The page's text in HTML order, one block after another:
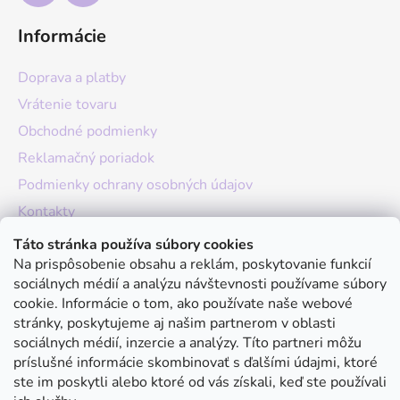
Táto stránka používa súbory cookies
Na prispôsobenie obsahu a reklám, poskytovanie funkcií
sociálnych médií a analýzu návštevnosti používame súbory
cookie. Informácie o tom, ako používate naše webové
stránky, poskytujeme aj našim partnerom v oblasti
sociálnych médií, inzercie a analýzy. Títo partneri môžu
príslušné informácie skombinovať s ďalšími údajmi, ktoré
ste im poskytli alebo ktoré od vás získali, keď ste používali
Informácie
Doprava a platby
Vrátenie tovaru
Obchodné podmienky
Reklamačný poriadok
Podmienky ochrany osobných údajov
Kontakty
O nás
Hodnotenie obchodu
Moja objednávka
Instagram